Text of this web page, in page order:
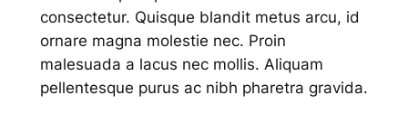
consectetur. Quisque blandit metus arcu, id
ornare magna molestie nec. Proin
malesuada a lacus nec mollis. Aliquam
pellentesque purus ac nibh pharetra gravida.